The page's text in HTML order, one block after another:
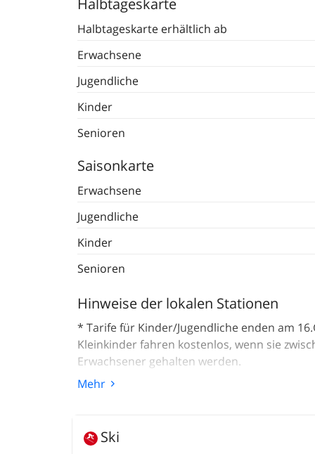
Halbtageskarte
Halbtageskarte erhältlich ab
Erwachsene
Jugendliche
Kinder
Senioren
Saisonkarte
Erwachsene
Jugendliche
Kinder
Senioren
Hinweise der lokalen Stationen
* Tarife für Kinder/Jugendliche enden am
Kleinkinder fahren kostenlos, wenn sie
Erwachsener gehalten werden.
Erwachsene CHF 26.--
Mehr
Ski